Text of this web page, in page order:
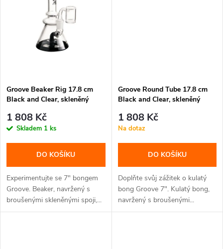
Groove Beaker Rig 17.8 cm
Black and Clear, skleněný
1 808 Kč
Skladem 1 ks
DO KOŠÍKU
Experimentujte se 7" bongem
Groove. Beaker, navržený s
broušenými skleněnými spoji,...
Groove Round Tube 17.8 cm
Black and Clear, skleněný
1 808 Kč
Na dotaz
DO KOŠÍKU
Doplňte svůj zážitek o kulatý
bong Groove 7". Kulatý bong,
navržený s broušenými...